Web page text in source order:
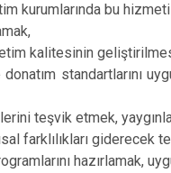
kurumlarında bu
kalitesinin
standartlarını
teşvik etmek,
farklılıkları giderecek
hazırlamak,